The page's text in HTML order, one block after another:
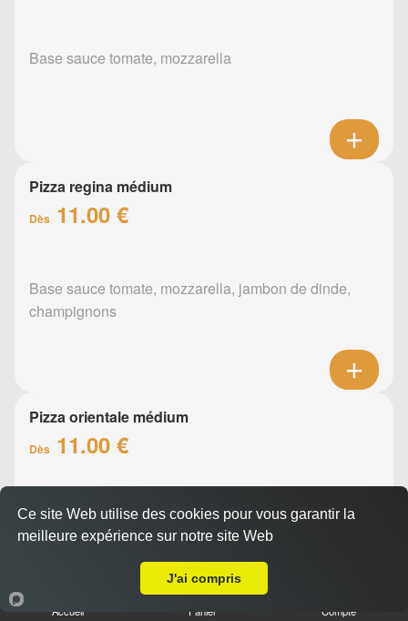
Base sauce tomate, mozzarella
Pizza regina médium
Dès 11.00 €
Base sauce tomate, mozzarella, jambon de dinde,
champignons
Pizza orientale médium
Dès 11.00 €
Base sauce tomate, mozzarella, merguez, poivrons
Accueil Panier Compte
Ce site Web utilise des cookies pour vous garantir la
meilleure expérience sur notre site Web
J'ai compris